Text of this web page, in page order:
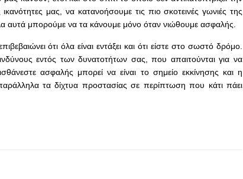
μας, να κατανοήσουμε τις πιο σκοτεινές γωνιές της
αυτά μπορούμε να τα κάνουμε μόνο όταν νιώθουμε ασφαλής.
ότι όλα είναι εντάξει και ότι είστε στο σωστό δρόμο.
εντός των δυνατοτήτων σας, που απαιτούνται για να
ασφαλής μπορεί να είναι το σημείο εκκίνησης και η
τα δίχτυα προστασίας σε περίπτωση που κάτι πάει